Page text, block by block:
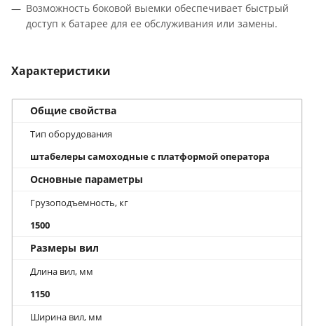
Возможность боковой выемки обеспечивает быстрый
доступ к батарее для ее обслуживания или замены.
Характеристики
Общие свойства
Тип оборудования
штабелеры самоходные с платформой оператора
Основные параметры
Грузоподъемность, кг
1500
Размеры вил
Длина вил, мм
1150
Ширина вил, мм